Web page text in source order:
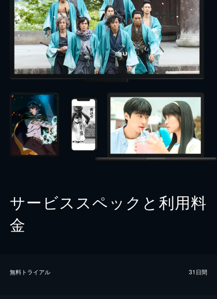
サービススペックと利用料
金
無料トライアル 31日間